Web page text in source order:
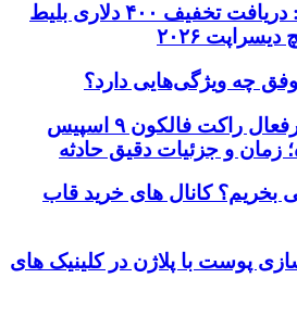
فرصت استثنایی: دریافت تخفیف ۴۰۰ دلاری بلیط
۲۰۲۶
چه ویژگی‌هایی دارد؟
برخورد قطعه غیرفعال راکت فالکون ۹ اسپیس
زمان و جزئیات دقیق حادثه
بخریم؟ کانال های خرید قاب
پوست با پلاژن در کلینیک های